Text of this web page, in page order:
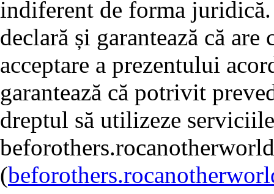
indiferent de forma
declară și garantează că
acceptare a prezentului
garantează că potrivit
dreptul să utilizeze
(